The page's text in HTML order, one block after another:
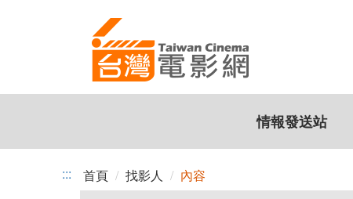
情報發送站
::: 首頁 找影人 內容